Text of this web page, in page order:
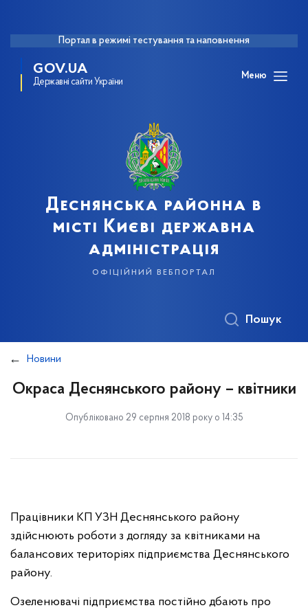
Портал в режимі тестування та наповнення
GOV.UA
Державні сайти України
Меню
Деснянська районна в
місті Києві державна
адміністрація
офіційний вебпортал
Пошук
Новини
Окраса Деснянського району – квітники
Опубліковано 29 серпня 2018 року о 14:35
Працівники КП УЗН Деснянського району
здійснюють роботи з догляду за квітниками на
балансових територіях підприємства Деснянського
району.
Озеленювачі підприємства постійно дбають про